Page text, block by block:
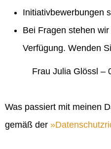
Initiativbewerbungen
Bei Fragen stehen
Verfügung. Wenden
Frau Julia Glössl –
Was passiert mit meinen
gemäß der